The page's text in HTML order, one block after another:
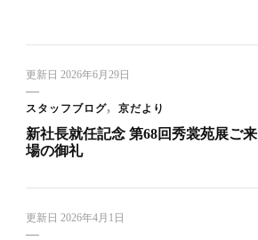
更新日 2026年6月29日
スタッフブログ 京だより
新社長就任記念 第68回秀裳苑展ご来
場の御礼
更新日 2026年4月1日